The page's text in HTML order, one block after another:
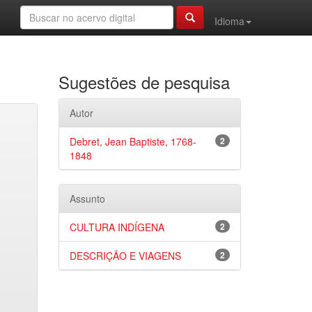
Idioma
Sugestões de pesquisa
Autor
2
Debret, Jean Baptiste, 1768-
1848
Assunto
2
CULTURA INDÍGENA
2
DESCRIÇÃO E VIAGENS